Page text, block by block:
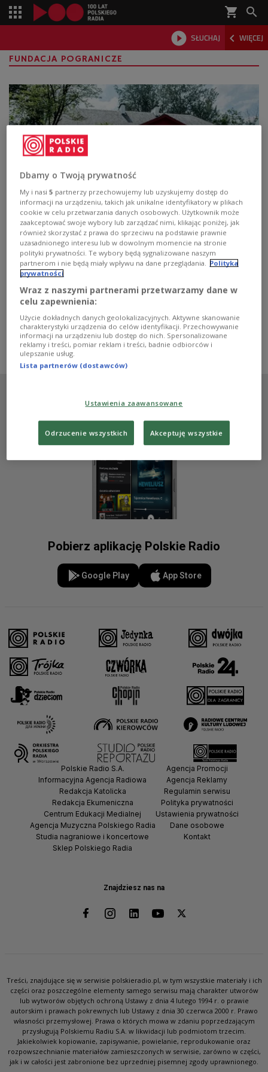
shopping_cart 
 SŁUCHAJ  WIĘCEJ

FUNDACJA POGRANICZE
Biblia Domowa albo Silva Rerum.
Międzypokoleniowy projekt Fundacji
Pogranicze
W "Kwadransie bez muzyki" przenieśliśmy się na
wschodnie pogranicze Polski. To tam, w ramach
projektu Fundacji Pogranicze, powstał pamiętnik
dziejów tych miejscowości oraz zamieszkujących je
rodzin.
Zobacz więcej na temat:Sejny Małgorzata Nieciecka- Mac
Kresy kultura ludowa
Pobierz aplikację Polskie Radio
Google Play App Store
Znajdziesz nas na
Polskie Radio S.A.
Informacyjna Agencja Radiowa
Redakcja Katolicka
Redakcja Ekumeniczna
Centrum Edukacji Medialnej
Agencja Muzyczna Polskiego Radia
Studia nagraniowe i koncertowe
Sklep Polskiego Radia
Agencja Promocji
Agencja Reklamy
Regulamin serwisu
Polityka prywatności
Ustawienia prywatności
Dane osobowe
Kontakt
Treści, znajdujące się w serwisie polskieradio.pl, w tym wszystkie materiały i ich
części oraz poszczególne elementy samego serwisu mają charakter utworów
lub wytworów objętych ochroną Ustawy z dnia 4 lutego 1994 r. o prawie
autorskim i prawach pokrewnych lub Ustawy z dnia 30 czerwca 2000 r. Prawo
własności przemysłowej. Prawa o których mowa w zdaniu poprzedzającym
przysługują Polskiemu Radiu S.A. w likwidacji lub podmiotom trzecim.
Jakiekolwiek kopiowanie, zapisywanie, powielanie, reprodukowanie oraz
rozpowszechnianie materiałów zamieszczonych w serwisie, zarówno w części,
jak i w całości jest zabronione bez uprzedniej pisemnej zgody uprawnionego.
Dbamy o Twoją prywatność
My i nasi5 partnerzy przechowujemy lub uzyskujemy dostęp do
informacji na urządzeniu, takich jak unikalne identyfikatory w plikach
cookie w celu przetwarzania danych osobowych. Użytkownik może
zaakceptować swoje wybory lub zarządzać nimi, klikając poniżej, jak
również skorzystać z prawa do sprzeciwu na podstawie prawnie
uzasadnionego interesu lub w dowolnym momencie na stronie
polityki prywatności. Te wybory będą sygnalizowane naszym
partnerom i nie będą miały wpływu na dane przeglądania.
Polityka
prywatności
Wraz z naszymi partnerami przetwarzamy dane w
celu zapewnienia:
Użycie dokładnych danych geolokalizacyjnych. Aktywne skanowanie
charakterystyki urządzenia do celów identyfikacji. Przechowywanie
informacji na urządzeniu lub dostęp do nich. Spersonalizowane
reklamy i treści, pomiar reklam i treści, badnie odbiorców i
ulepszanie usług.
Lista partnerów (dostawców)
Ustawienia zaawansowane
Odrzucenie wszystkich Akceptuję wszystkie